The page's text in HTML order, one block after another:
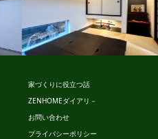
ビュッフェ
スタイル
家づくりに役立つ話
ZENHOMEダイアリ－
お問い合わせ
プライバシーポリシー